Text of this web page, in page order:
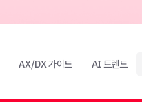
AX/DX 가이드 AI 트렌드